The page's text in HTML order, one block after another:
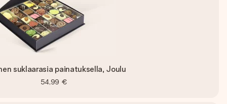
suklaarasia painatuksella, Joulu
54,99 €